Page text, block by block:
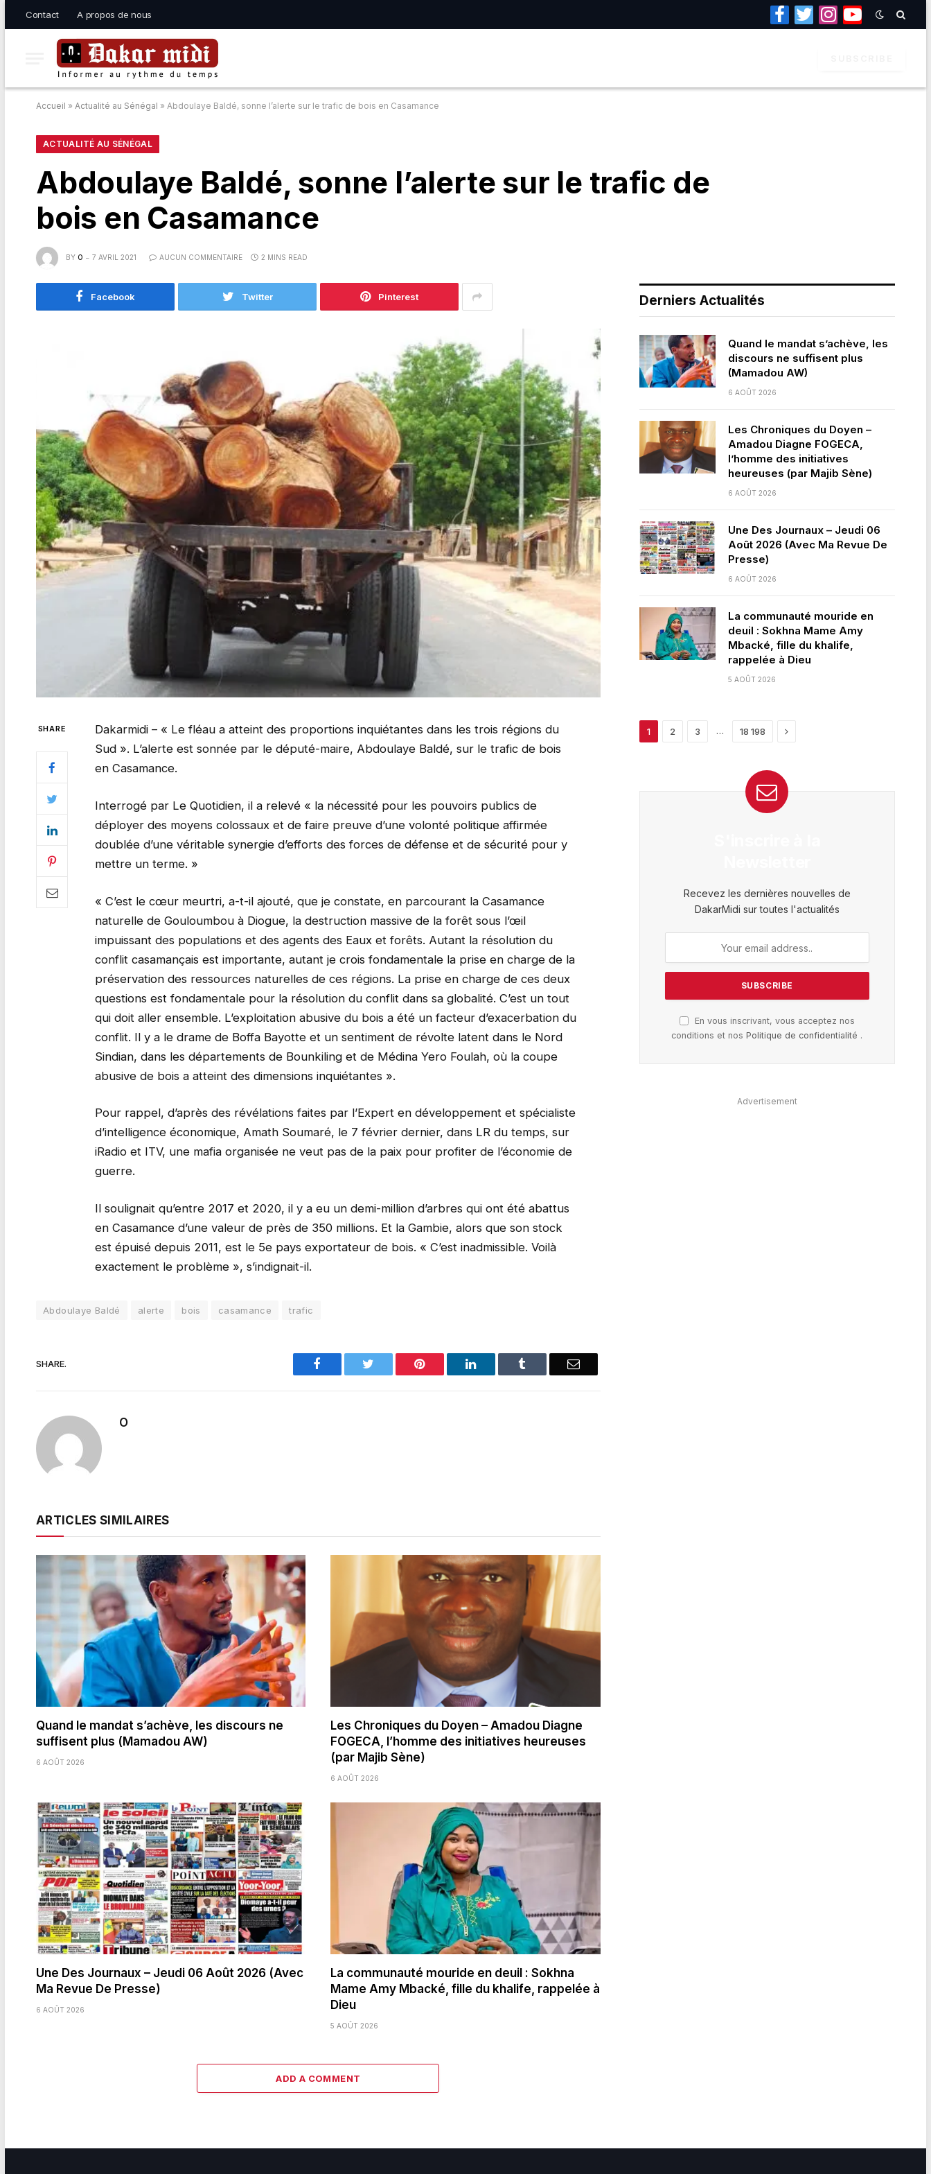
Contact A propos de nous
Facebook
TwitterInstagramYouTube
Accueil » Actualité au Sénégal » Abdoulaye Baldé, sonne l’alerte sur le trafic de bois en Casamance
ACTUALITÉ AU SÉNÉGAL
Abdoulaye Baldé, sonne l’alerte sur le trafic de
bois en Casamance
BY O 7 AVRIL 2021 AUCUN COMMENTAIRE 2 MINS READ
Facebook Twitter Pinterest
SHARE
Dakarmidi – « Le fléau a atteint des proportions inquiétantes dans les trois régions du
Sud ». L’alerte est sonnée par le député-maire, Abdoulaye Baldé, sur le trafic de bois
en Casamance.
Interrogé par Le Quotidien, il a relevé « la nécessité pour les pouvoirs publics de
déployer des moyens colossaux et de faire preuve d’une volonté politique affirmée
doublée d’une véritable synergie d’efforts des forces de défense et de sécurité pour y
mettre un terme. »
« C’est le cœur meurtri, a-t-il ajouté, que je constate, en parcourant la Casamance
naturelle de Gouloumbou à Diogue, la destruction massive de la forêt sous l’œil
impuissant des populations et des agents des Eaux et forêts. Autant la résolution du
conflit casamançais est importante, autant je crois fondamentale la prise en charge de la
préservation des ressources naturelles de ces régions. La prise en charge de ces deux
questions est fondamentale pour la résolution du conflit dans sa globalité. C’est un tout
qui doit aller ensemble. L’exploitation abusive du bois a été un facteur d’exacerbation du
conflit. Il y a le drame de Boffa Bayotte et un sentiment de révolte latent dans le Nord
Sindian, dans les départements de Bounkiling et de Médina Yero Foulah, où la coupe
abusive de bois a atteint des dimensions inquiétantes ».
Pour rappel, d’après des révélations faites par l’Expert en développement et spécialiste
d’intelligence économique, Amath Soumaré, le 7 février dernier, dans LR du temps, sur
iRadio et ITV, une mafia organisée ne veut pas de la paix pour profiter de l’économie de
guerre.
Il soulignait qu’entre 2017 et 2020, il y a eu un demi-million d’arbres qui ont été abattus
en Casamance d’une valeur de près de 350 millions. Et la Gambie, alors que son stock
est épuisé depuis 2011, est le 5e pays exportateur de bois. « C’est inadmissible. Voilà
exactement le problème », s’indignait-il.
Abdoulaye Baldé alerte bois casamance trafic
SHARE. Facebook Pinterest LinkedIn Email
O
ARTICLES SIMILAIRES
Quand le mandat s’achève, les discours ne
suffisent plus (Mamadou AW)
6 AOÛT 2026
Les Chroniques du Doyen – Amadou Diagne
FOGECA, l’homme des initiatives heureuses
(par Majib Sène)
6 AOÛT 2026
Une Des Journaux – Jeudi 06 Août 2026 (Avec
Ma Revue De Presse)
6 AOÛT 2026
La communauté mouride en deuil : Sokhna
Mame Amy Mbacké, fille du khalife, rappelée à
Dieu
5 AOÛT 2026
ADD A COMMENT
Derniers Actualités
Quand le mandat s’achève, les
discours ne suffisent plus
(Mamadou AW)
6 AOÛT 2026
Les Chroniques du Doyen –
Amadou Diagne FOGECA,
l’homme des initiatives
heureuses (par Majib Sène)
6 AOÛT 2026
Une Des Journaux – Jeudi 06
Août 2026 (Avec Ma Revue De
Presse)
6 AOÛT 2026
La communauté mouride en
deuil : Sokhna Mame Amy
Mbacké, fille du khalife,
rappelée à Dieu
5 AOÛT 2026
1 2 3 … 18 198 Next
Recevez les dernières nouvelles de
DakarMidi sur toutes l'actualités
En vous inscrivant, vous acceptez nos
conditions et nosPolitique de confidentialité .
Advertisement